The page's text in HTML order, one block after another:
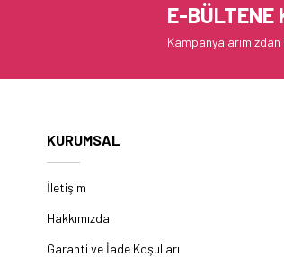
E-BÜLTENE
KURUMSAL
İletişim
Hakkımızda
Garanti ve İade Koşulları